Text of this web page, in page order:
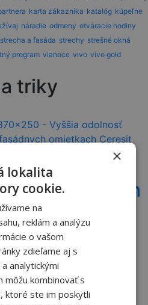
karta zákazníka katalóg kúpeľne
náradie odmeny otváracie hodiny
strecha a fasáda strechy strešné okná
program vianoce vivo vivo gold
triky
fasády
vo fasádnych
Nakupuj
×
lokalita
cookie.
na
reklám a analýzu
o vašom
zdieľame aj s
analytickými
môžu kombinovať s
ktoré ste im poskytli